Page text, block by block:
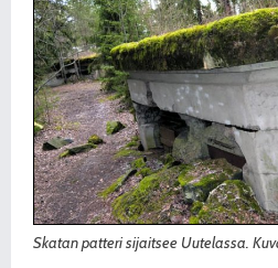
Skatan patteri sijaitsee Uutelassa.